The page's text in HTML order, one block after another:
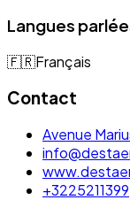
Langues
🇫🇷Français
Contact
Avenue
+3225211399